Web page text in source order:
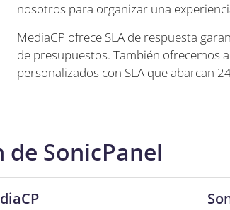
nosotros para organizar una
MediaCP ofrece SLA de respuesta
de presupuestos. También ofrecemos
personalizados con SLA que abarcan
SonicPanel